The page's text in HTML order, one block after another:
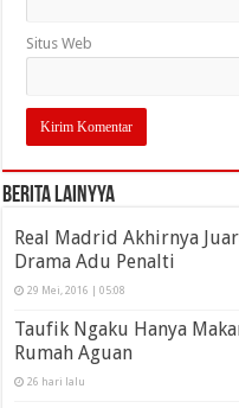
Situs Web
Berita Lainyya
Real Madrid Akhirnya
Drama Adu Penalti
29 Mei, 2016 | 05:08
Taufik Ngaku Hanya
Rumah Aguan
26 hari lalu